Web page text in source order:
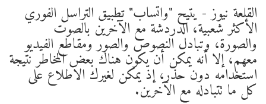
القلعة نيوز - يتيح "واتساب" تطبيق التراسل الفوري
الأكثر شعبية، الدردشة مع الآخرين بالصوت
والصورة، وتبادل النصوص والصور ومقاطع الفيديو
معهم، إلا أنه يمكن أن يكون هناك بعض المخاطر نتيجة
استخدامه دون حذر، إذ يمكن لغيرك الاطلاع على
كل ما تتبادله مع الآخرين.